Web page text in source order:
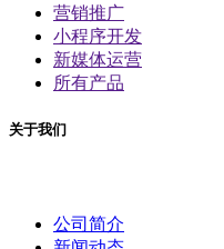
营销推广
小程序开发
新媒体运营
所有产品
关于我们
公司简介